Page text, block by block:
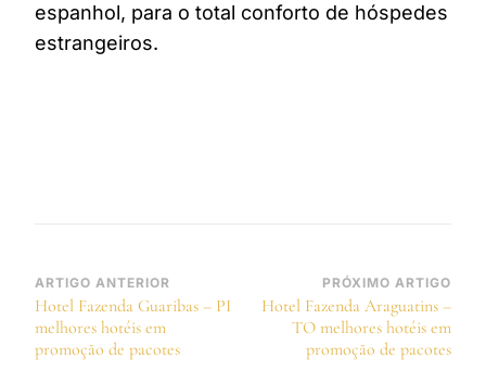
espanhol, para o total conforto de hóspedes
estrangeiros.
Navegação
de
post
ARTIGO ANTERIOR
Hotel Fazenda Guaribas – PI
melhores hotéis em
promoção de pacotes
PRÓXIMO ARTIGO
Hotel Fazenda Araguatins –
TO melhores hotéis em
promoção de pacotes